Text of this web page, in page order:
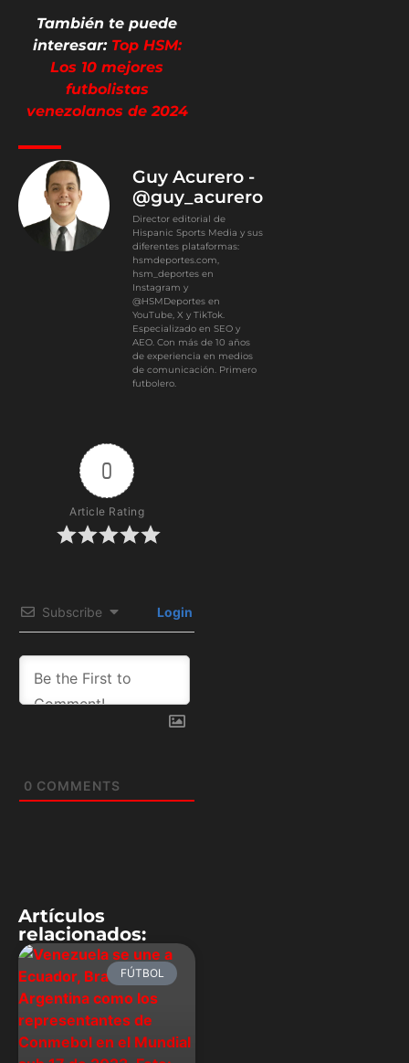
También te puede
interesar: Top HSM:
Los 10 mejores
futbolistas
venezolanos de 2024
Guy Acurero -
@guy_acurero
Director editorial de
Hispanic Sports Media y sus
diferentes plataformas:
hsmdeportes.com,
hsm_deportes en
Instagram y
@HSMDeportes en
YouTube, X y TikTok.
Especializado en SEO y
AEO. Con más de 10 años
de experiencia en medios
de comunicación. Primero
futbolero.
0
Article Rating
Subscribe Login
0 COMMENTS
Artículos
relacionados:
FÚTBOL